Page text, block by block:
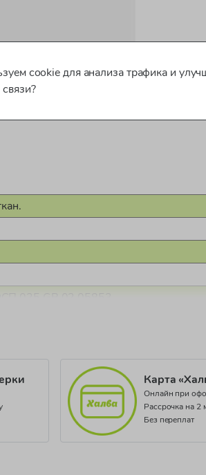
Карта
Онлайн при
Рассрочка на 2
Без переплат
cookie для анализа трафика и